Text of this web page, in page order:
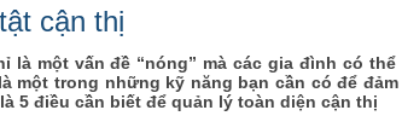
cận thị
là một vấn đề “nóng” mà các gia đình có
một trong những kỹ năng bạn cần có để
5 điều cần biết để quản lý toàn diện cận thị